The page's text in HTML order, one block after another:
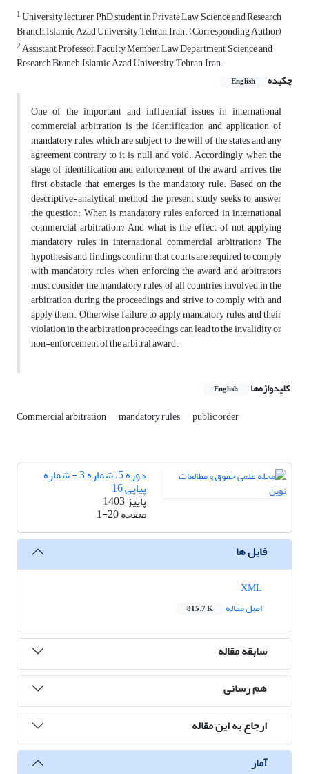
1University lecturer, PhD student in Private Law, Science and Research
Branch, Islamic Azad University, Tehran, Iran. (Corresponding Author)
2Assistant Professor, Faculty Member, Law Department, Science and
Research Branch, Islamic Azad University, Tehran, Iran.
چکیده
English
One of the important and influential issues in international
commercial arbitration is the identification and application of
mandatory rules, which are subject to the will of the states and any
agreement contrary to it is null and void. Accordingly, when the
stage of identification and enforcement of the award arrives, the
first obstacle that emerges is the mandatory rule. Based on the
descriptive-analytical method, the present study seeks to answer
the question: When is mandatory rules enforced in international
commercial arbitration? And what is the effect of not applying
mandatory rules in international commercial arbitration? The
hypothesis and findings confirm that courts are required to comply
with mandatory rules when enforcing the award, and arbitrators
must consider the mandatory rules of all countries involved in the
arbitration during the proceedings and strive to comply with and
apply them. Otherwise, failure to apply mandatory rules and their
violation in the arbitration proceedings can lead to the invalidity or
non-enforcement of the arbitral award.
کلیدواژه‌ها English
Commercial arbitration mandatory rules public order
دوره 5، شماره 3 - شماره
پیاپی 16
پاییز 1403
صفحه1-20
فایل ها
اصل مقاله
815.7 K
سابقه مقاله
هم رسانی
ارجاع به این مقاله
آمار